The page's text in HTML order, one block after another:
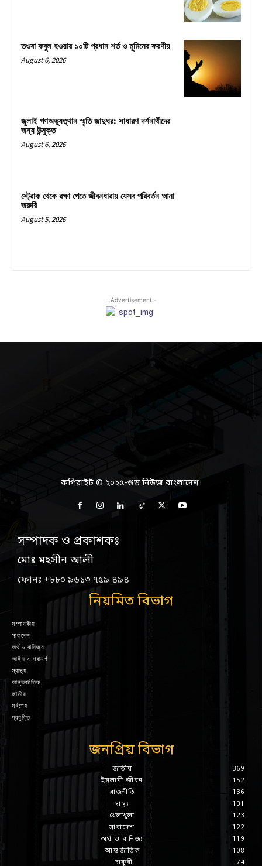
তওবা কবুল হওয়ার ১০টি প্রধান শর্ত ও মুমিনের করণীয়
August 6, 2026
জুলাই গণঅভ্যুত্থান স্মৃতি জাদুঘর: সাধারণ দর্শনার্থীদের
জন্য উন্মুক্ত
August 6, 2026
স্ট্রোক থেকে রক্ষা পেতে জীবনধারায় যেসব পরিবর্তন আনা
জরুরি
August 5, 2026
- Advertisement -
কপিরাইট © ২০২৫-গুড নিউজ বাংলাদেশ।
সম্পাদক ও প্রকাশকঃ
মোঃ মহসীন আলী
ফোনঃ +৮৮০ ৯৬১৩ ৭৫৯ ৪৯৪
নিয়মিত বিভাগ
সম্পাদকীয়
সারাদেশ
অর্থ ও বানিজ্য
আইন ও পরামর্শ
স্বাস্থ্য
আন্তর্জাতিক
জাতীয়
সর্বশেষ
প্রযুক্তি
জনপ্রিয় বিভাগ
জাতীয়
369
ইসলামী জীবন
152
রাজনীতি
136
স্বাস্থ্য
131
খেলাধুলা
123
সারাদেশ
122
অর্থ ও বানিজ্য
119
আন্তর্জাতিক
108
চাকুরী
74